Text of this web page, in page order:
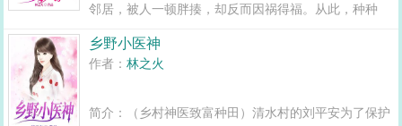
邻居，被人一顿胖揍，却反而因祸得福。从此，种种
清水村发展的蒸蒸日上。打那以后，刘平安过上了惬意
乡野小医神
作者：林之火
简介：（乡村神医致富种田）清水村的刘平安为了保护